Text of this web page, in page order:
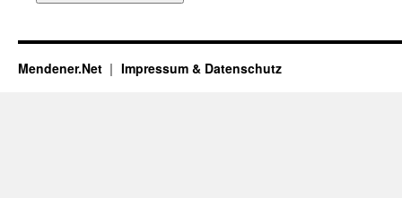
Mendener.Net Impressum & Datenschutz